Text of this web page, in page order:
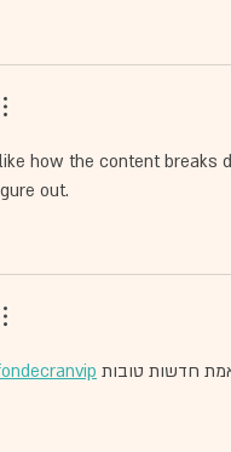
how the content breaks
out.